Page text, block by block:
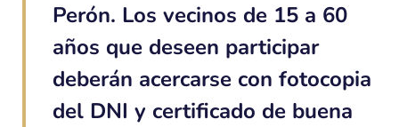
Perón. Los vecinos de 15 a 60
años que deseen participar
deberán acercarse con fotocopia
del DNI y certificado de buena